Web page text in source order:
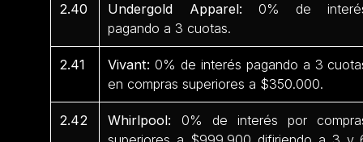
2.40 Undergold Apparel: 0% de
pagando a 3 cuotas.
2.41 Vivant: 0% de interés pagando a 3
en compras superiores a $350.000.
2.42 Whirlpool: 0% de interés por